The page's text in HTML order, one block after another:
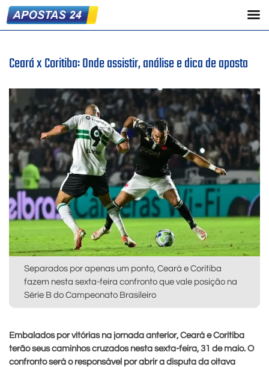
Ceará x Coritiba: Onde assistir, análise e dica de aposta
Separados por apenas um ponto, Ceará e Coritiba
fazem nesta sexta-feira confronto que vale posição na
Série B do Campeonato Brasileiro
Embalados por vitórias na jornada anterior, Ceará e Coritiba
terão seus caminhos cruzados nesta sexta-feira, 31 de maio. O
confronto será o responsável por abrir a disputa da oitava